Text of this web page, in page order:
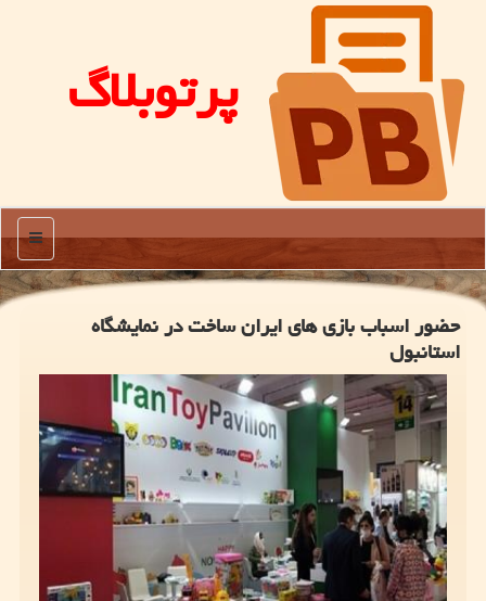
پرتوبلاگ
منو
حضور اسباب بازی های ایران ساخت در نمایشگاه
استانبول